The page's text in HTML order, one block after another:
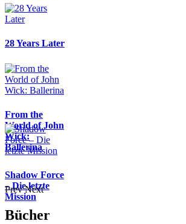
28 Years Later
From the
World of John
Wick:
Ballerina
Shadow Force
– Die letzte
Mission
Prev Next
Bücher